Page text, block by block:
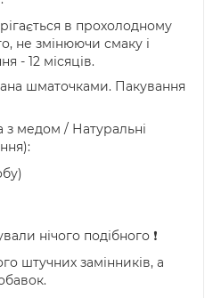
в прохолодному
не змінюючи смаку і
- 12 місяців.
шматочками. Пакування
медом / Натуральні
нічого подібного ❗️
штучних замінників, а